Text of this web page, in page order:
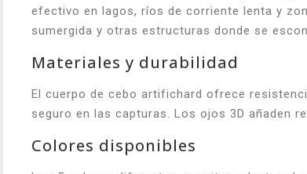
efectivo en lagos, ríos de corriente lenta y
sumergida y otras estructuras donde se
Materiales y durabilidad
El cuerpo de cebo artifichard ofrece
seguro en las capturas. Los ojos 3D añaden
Colores disponibles